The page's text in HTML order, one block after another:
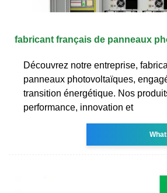
fabricant français de panneaux
Découvrez notre entreprise,
panneaux photovoltaïques,
transition énergétique. Nos
performance, innovation et